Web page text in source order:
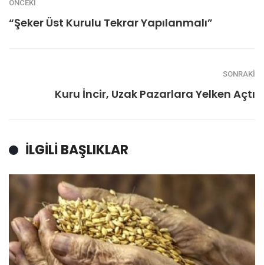
ÖNCEKI
“Şeker Üst Kurulu Tekrar Yapılanmalı”
SONRAKI
Kuru İncir, Uzak Pazarlara Yelken Açtı
İLGILI BAŞLIKLAR